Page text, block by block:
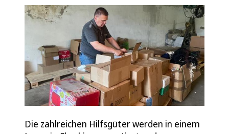
Die zahlreichen Hilfsgüter werden in einem